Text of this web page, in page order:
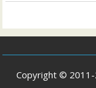
Copyright © 2011-